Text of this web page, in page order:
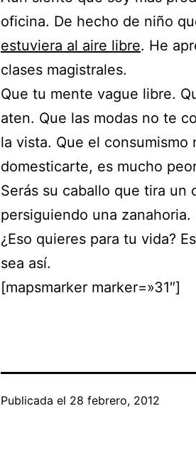
oficina. De hecho de niño
estuviera al aire libre. He
clases magistrales.
Que tu mente vague libre.
aten. Que las modas no te
la vista. Que el
domesticarte, es mucho
Serás su caballo que tira un
persiguiendo una zanahoria.
¿Eso quieres para tu vida?
sea así.
[mapsmarker marker=»31″]
Publicada el 28 febrero, 2012